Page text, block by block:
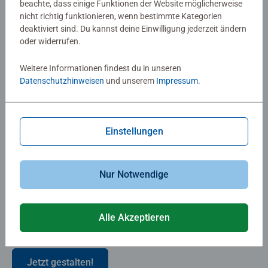
Auf demFotopuzzle mit 1000 Teilenkommen alle Details
deines Bildes optimal zur Geltung:
Das fertig gelegte Puzzle ist 70 x 50 cm groß. Es bietet
unseren Design-Vorlagenim Handumdrehen erstellst.
DeinPuzzle mit eigenem Bilderstellst du mühelos in
wenigen Schritten:
Einfach Bild hochladen
Design und Schachtel auswählen
Bestellen.
personalisiertes Ravensburger Puzzle
du dann bequem nach Hause geliefert.
Jetzt gestalten!
beachte, dass einige Funktionen der Website möglicherweise
nicht richtig funktionieren, wenn bestimmte Kategorien
deaktiviert sind. Du kannst deine Einwilligung jederzeit ändern
oder widerrufen.
Weitere Informationen findest du in unseren
Datenschutzhinweisen und unserem Impressum.
Einstellungen
Nur Notwendige
Alle Akzeptieren